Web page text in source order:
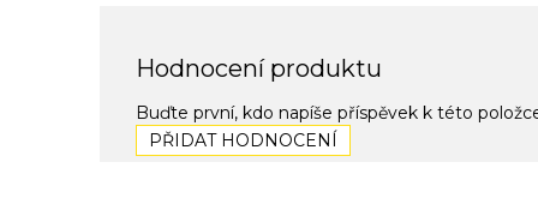
Hodnocení produktu
Buďte první, kdo napíše příspěvek k této
PŘIDAT HODNOCENÍ